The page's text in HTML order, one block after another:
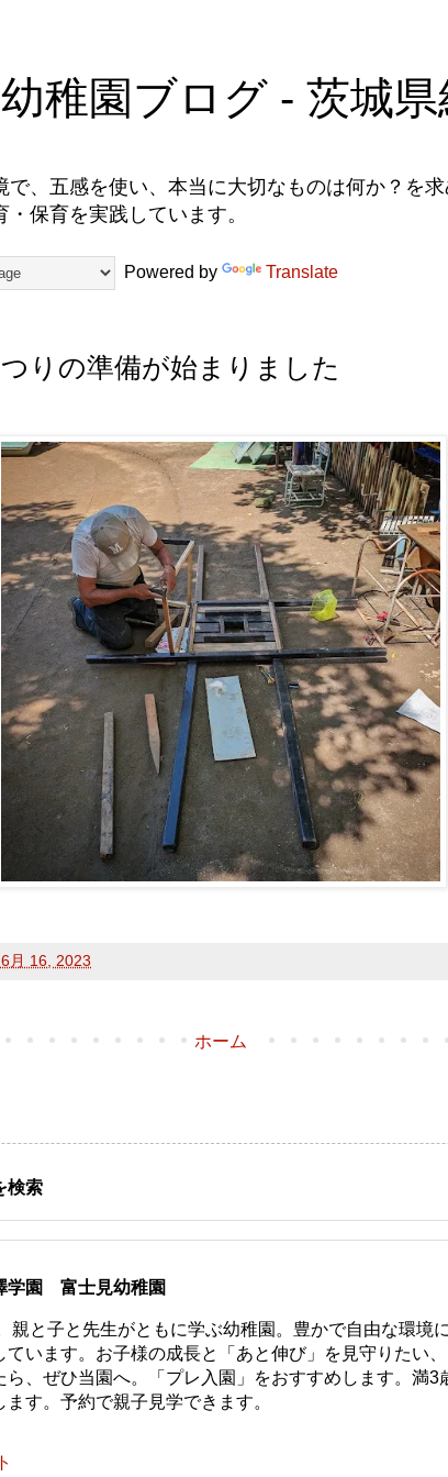
稚園ブログ - 茨城
で、五感を使い、本当に大切なものは何か？を
・保育を実践しています。
Powered by Translate
りの準備が始まりました
月 16, 2023
ホーム
検索
学園 富士見幼稚園
親と子と先生がともに学ぶ幼稚園。豊かで自由な環境
ています。お子様の成長と「あと伸び」を見守りたい
ら、ぜひ当園へ。「プレ入園」をおすすめします。満3
ます。予約で親子見学できます。